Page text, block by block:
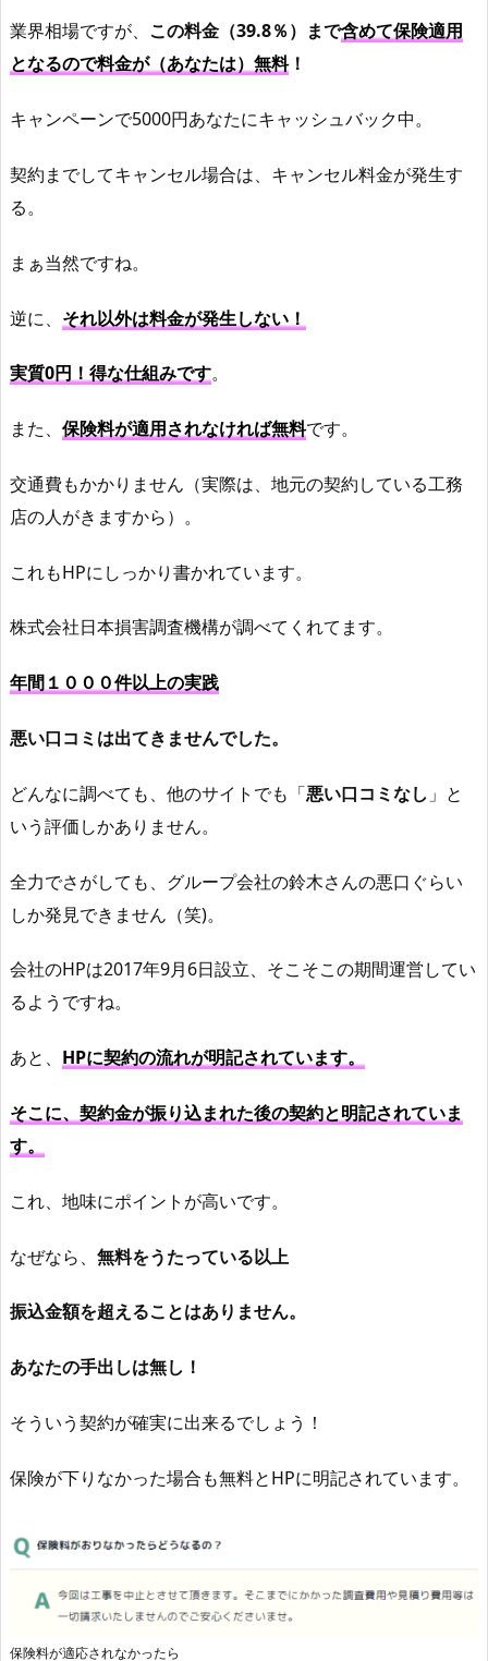
業界相場ですが、 この料金（39.8％）まで含めて保険適用
となるので料金が（あなたは）無料！
キャンペーンで5000円あなたにキャッシュバック中。
契約までしてキャンセル場合は、キャンセル料金が発生す
る。
まぁ当然ですね。
逆に、 それ以外は料金が発生しない！
実質0円！得な仕組みです。
また、 保険料が適用されなければ無料です。
交通費もかかりません（実際は、地元の契約している工務
店の人がきますから）。
これもHPにしっかり書かれています。
株式会社日本損害調査機構が調べてくれてます。
年間１０００件以上の実践
悪い口コミは出てきませんでした。
どんなに調べても、他のサイトでも「悪い口コミなし 」と
いう評価しかありません。
全力でさがしても、グループ会社の鈴木さんの悪口ぐらい
しか発見できません（笑)。
会社のHPは2017年9月6日設立、そこそこの期間運営してい
るようですね。
あと、 HPに契約の流れが明記されています。
そこに、契約金が振り込まれた後の契約と明記されていま
す。
これ、地味にポイントが高いです。
なぜなら、 無料をうたっている以上
振込金額を超えることはありません。
あなたの手出しは無し！
そういう契約が確実に出来るでしょう！
保険が下りなかった場合も無料とHPに明記されています。
保険料が適応されなかったら